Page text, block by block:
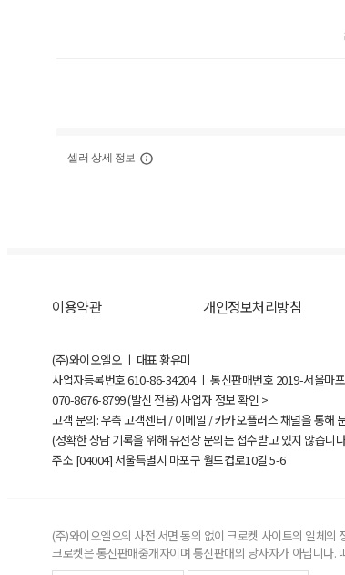
셀러 상세 정보
이용약관 개인정보처리방침
(주)와이오엘오 ㅣ 대표 황유미
사업자등록번호610-86-34204ㅣ 통신판매번호 2019-서울마
070-8676-8799 (발신 전용) 사업자 정보 확인 >
고객 문의: 우측 고객센터 / 이메일 / 카카오플러스 채널을 통해
(정확한 상담 기록을 위해 유선상 문의는 접수받고 있지 않습니
주소 [04004] 서울특별시 마포구 월드컵로10길5-6
(주)와이오엘오의 사전 서면 동의 없이 크로켓 사이트의 일체
크로켓은 통신판매중개자이며 통신판매의 당사자가 아닙니다.